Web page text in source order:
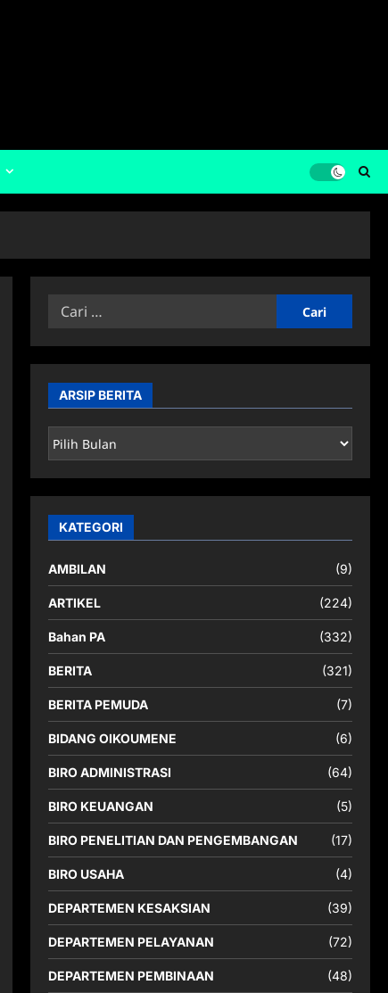
Cari
ARSIP BERITA
ARSIP
BERITA
KATEGORI
AMBILAN (9)
ARTIKEL (224)
Bahan PA (332)
BERITA (321)
BERITA PEMUDA (7)
BIDANG OIKOUMENE (6)
BIRO ADMINISTRASI (64)
BIRO KEUANGAN (5)
BIRO PENELITIAN DAN PENGEMBANGAN (17)
BIRO USAHA (4)
DEPARTEMEN KESAKSIAN (39)
DEPARTEMEN PELAYANAN (72)
DEPARTEMEN PEMBINAAN (48)